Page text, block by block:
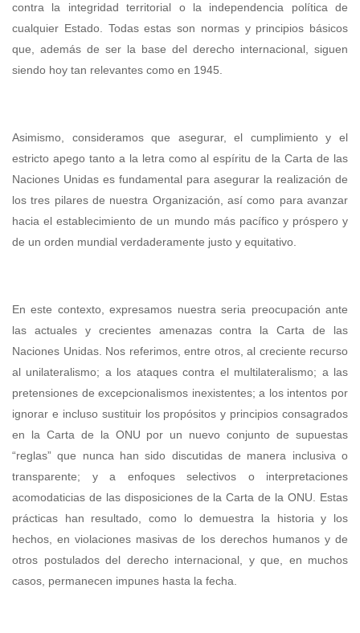
contra la integridad territorial o la independencia política de
cualquier Estado. Todas estas son normas y principios básicos
que, además de ser la base del derecho internacional, siguen
siendo hoy tan relevantes como en 1945.
Asimismo, consideramos que asegurar, el cumplimiento y el
estricto apego tanto a la letra como al espíritu de la Carta de las
Naciones Unidas es fundamental para asegurar la realización de
los tres pilares de nuestra Organización, así como para avanzar
hacia el establecimiento de un mundo más pacífico y próspero y
de un orden mundial verdaderamente justo y equitativo.
En este contexto, expresamos nuestra seria preocupación ante
las actuales y crecientes amenazas contra la Carta de las
Naciones Unidas. Nos referimos, entre otros, al creciente recurso
al unilateralismo; a los ataques contra el multilateralismo; a las
pretensiones de excepcionalismos inexistentes; a los intentos por
ignorar e incluso sustituir los propósitos y principios consagrados
en la Carta de la ONU por un nuevo conjunto de supuestas
“reglas” que nunca han sido discutidas de manera inclusiva o
transparente; y a enfoques selectivos o interpretaciones
acomodaticias de las disposiciones de la Carta de la ONU. Estas
prácticas han resultado, como lo demuestra la historia y los
hechos, en violaciones masivas de los derechos humanos y de
otros postulados del derecho internacional, y que, en muchos
casos, permanecen impunes hasta la fecha.